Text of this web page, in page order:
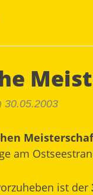
30.05.2003
am
ist der